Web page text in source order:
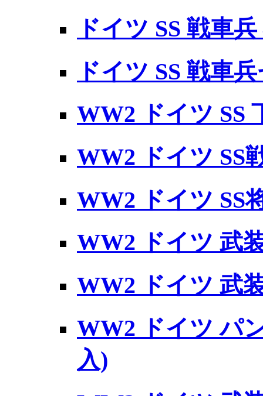
ドイツ SS 戦車
ドイツ SS 戦車
WW2 ドイツ SS
WW2 ドイツ SS
WW2 ドイツ SS
WW2 ドイツ 武
WW2 ドイツ 武
WW2 ドイツ パ
入)